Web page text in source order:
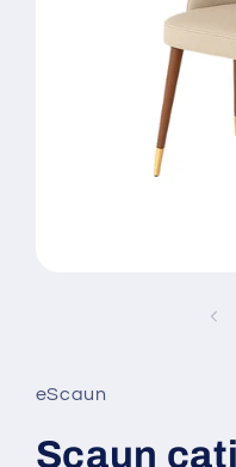
fereastră
modală
eScaun
Scaun